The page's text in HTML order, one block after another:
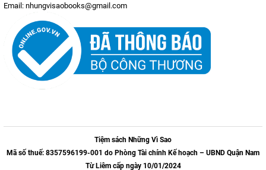
Email: nhungvisaobooks@gmail.com
Tiệm sách Những Vì Sao
Mã số thuế: 8357596199-001 do Phòng Tài chính Kế hoạch – UBND Quận Nam
Từ Liêm cấp ngày 10/01/2024